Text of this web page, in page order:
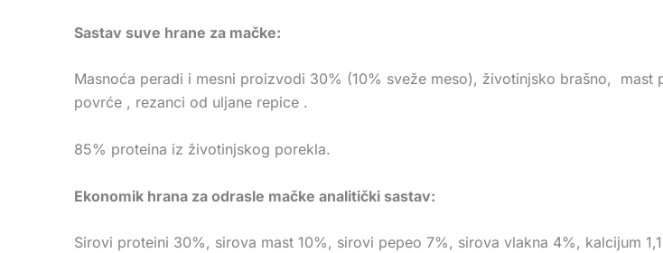
Sastav suve hrane za mačke:
Masnoća peradi i mesni proizvodi 30% (10% sveže meso), životinjsko brašno,
povrće , rezanci od uljane repice .
85% proteina iz životinjskog porekla.
Ekonomik hrana za odrasle mačke analitički sastav:
Sirovi proteini 30%, sirova mast 10%, sirovi pepeo 7%, sirova vlakna 4%, kalcijum